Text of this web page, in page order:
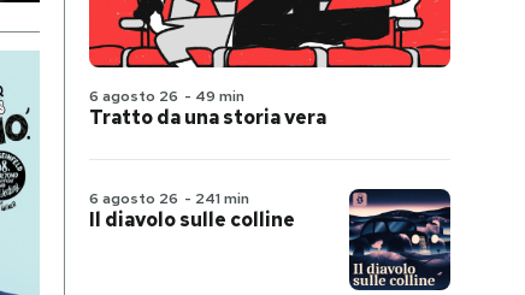
6 agosto 26 - 49 min
Tratto da una storia vera
6 agosto 26 - 241 min
Il diavolo sulle colline